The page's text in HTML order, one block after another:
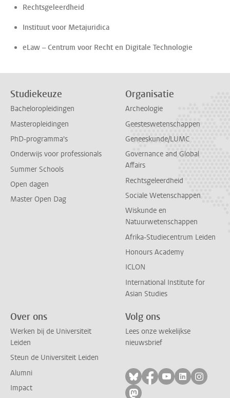
Rechtsgeleerdheid
Instituut voor Metajuridica
eLaw – Centrum voor Recht en Digitale Technologie
Studiekeuze
Bacheloropleidingen
Masteropleidingen
PhD-programma's
Onderwijs voor professionals
Summer Schools
Open dagen
Master Open Dag
Organisatie
Archeologie
Geesteswetenschappen
Geneeskunde/LUMC
Governance and Global
Affairs
Rechtsgeleerdheid
Sociale Wetenschappen
Wiskunde en
Natuurwetenschappen
Afrika-Studiecentrum Leiden
Honours Academy
ICLON
International Institute for
Asian Studies
Over ons
Werken bij de Universiteit
Leiden
Steun de Universiteit Leiden
Alumni
Impact
Volg ons
Lees onze wekelijkse
nieuwsbrief
Volg ons op bluesky
Volg ons op
Volg ons op
Volg ons
Volg
Volg ons op mastodon